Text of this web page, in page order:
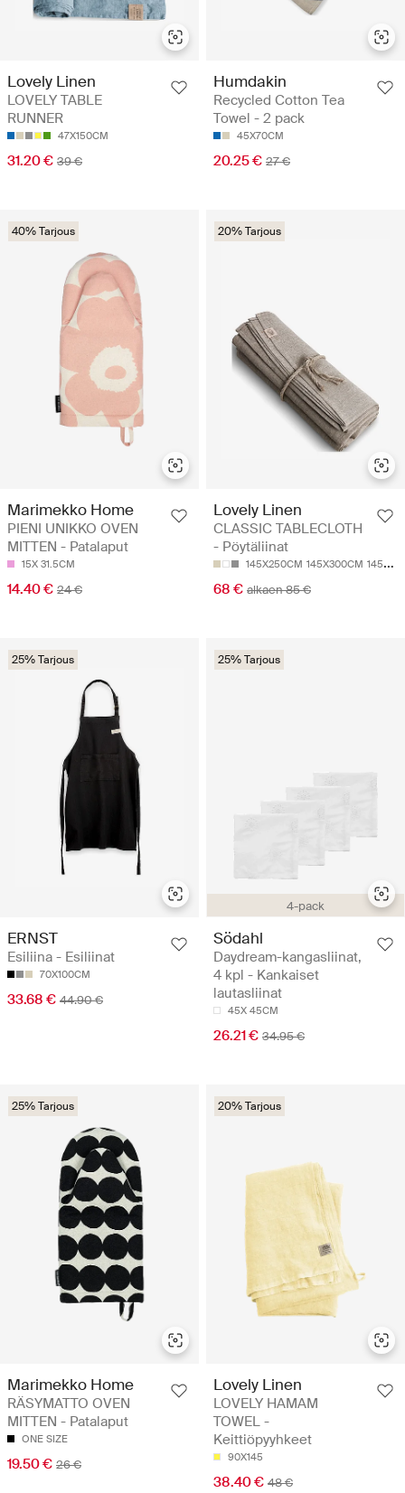
Lovely Linen
LOVELY TABLE
RUNNER
47X150CM
31.20 € 39 €
Humdakin
Recycled Cotton Tea
Towel - 2 pack
45X70CM
20.25 € 27 €
40% Tarjous
Marimekko Home
PIENI UNIKKO OVEN
MITTEN - Patalaput
15X 31.5CM
14.40 € 24 €
20% Tarjous
Lovely Linen
CLASSIC TABLECLOTH
- Pöytäliinat
145X250CM 145X300CM 145X380CM
68 € alkaen 85 €
25% Tarjous
ERNST
Esiliina - Esiliinat
70X100CM
33.68 € 44.90 €
4-pack
25% Tarjous
Södahl
Daydream-kangasliinat,
4 kpl - Kankaiset
lautasliinat
45X 45CM
26.21 € 34.95 €
25% Tarjous
Marimekko Home
RÄSYMATTO OVEN
MITTEN - Patalaput
ONE SIZE
19.50 € 26 €
20% Tarjous
Lovely Linen
LOVELY HAMAM
TOWEL -
Keittiöpyyhkeet
90X145
38.40 € 48 €